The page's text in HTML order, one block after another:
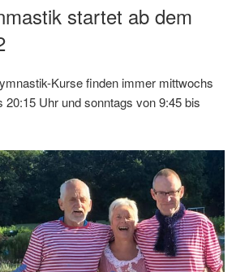
startet ab dem
Kurse finden immer mittwochs
20:15 Uhr und sonntags von 9:45 bis